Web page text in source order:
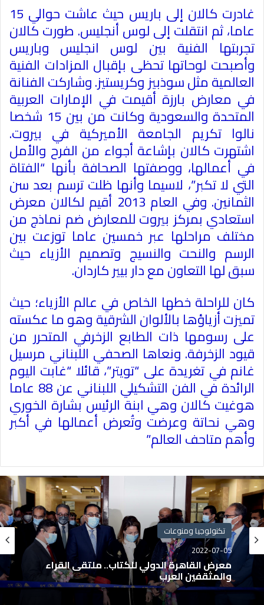
غادرت كالان إلى باريس حيث عاشت حوالي 15
عاما، ثم انتقلت إلى لوس أنجليس. طورت كالان
تجربتها الفنية بين لوس انجليس وباريس
وأصبحت لوحاتها تحظى بإقبال المزادات الفنية
العالمية مثل سوذبيز وكريستيز.وشاركت الفنانة
في معارض بارزة أقيمت في الإمارات العربية
المتحدة والسعودية وكانت من بين 15 شخصا
نالوا تكريم الجامعة الأميركية في بيروت.
اشتهرت كالان بإشاعة أجواء من الفرح والأمل
في أعمالها، ووصفتها الصحافة بأنها “الفتاة
التي لا تكبر”، لاسيما وأنها ظلت ترسم بعد سن
الثمانين. وفي العام 2013 أقيم لكالان معرض
استعادي بمركز بيروت للمعارض ضم نماذج من
مختلف مراحلها عبر خمسين عاما توزعت بين
الرسم والنحت والنسيج وتصميم الأزياء حيث
سبق لها التعاون مع دار بيير كاردان.
كان للراحلة خطها الخاص في عالم الأزياء؛ حيث
تميزت أزياؤها بالألوان الشرقية وهو ما عكسته
على رسومها ذات الطابع الزخرفي المتحرر من
قيود الزخرفة. ونعاها الصحفي اللبناني مرسيل
غانم في تغريدة على “تويتر”، قائلا “غابت اليوم
الرائدة في الفن التشكيلي اللبناني عن 88 عاما
هوغيت كالان وهي ابنة الرئيس بشارة الخوري
وهي نحاتة وعرضت وتُعرض أعمالها في أكبر
وأهم متاحف العالم”
تكنولوجيا ومنوعات
2022-07-05
معرض القاهرة الدولي للكتاب.. ملتقى القراء
والمثقفين العرب